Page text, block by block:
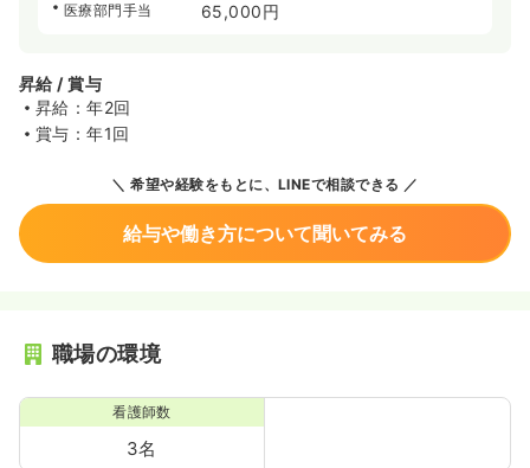
医療部門手当 65,000円
昇給 / 賞与
昇給：年2回
賞与：年1回
希望や経験をもとに、LINEで相談できる
給与や働き方について聞いてみる
職場の環境
看護師数
3名